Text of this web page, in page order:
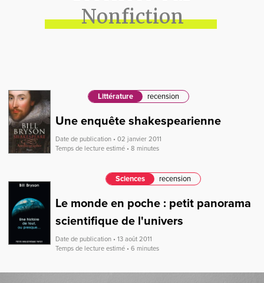
Nonfiction
Littérature recension
Une enquête shakespearienne
Date de publication • 02 janvier 2011
Temps de lecture estimé • 8 minutes
Sciences recension
Le monde en poche : petit panorama
scientifique de l'univers
Date de publication • 13 août 2011
Temps de lecture estimé • 6 minutes